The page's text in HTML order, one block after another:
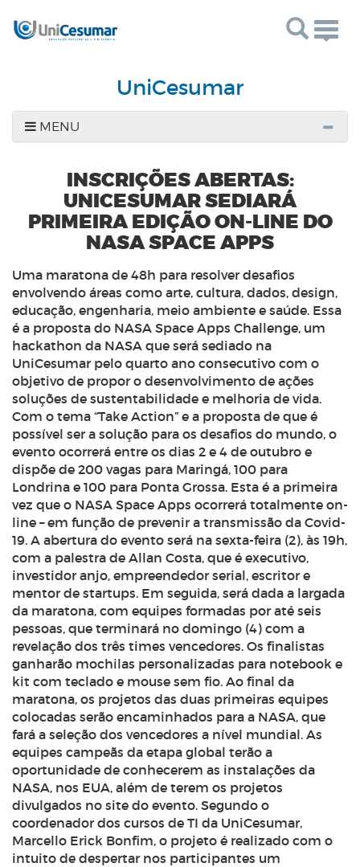
UniCesumar
MENU
INSCRIÇÕES ABERTAS:
UNICESUMAR SEDIARÁ
PRIMEIRA EDIÇÃO ON-LINE DO
NASA SPACE APPS
Uma maratona de 48h para resolver desafios
envolvendo áreas como arte, cultura, dados, design,
educação, engenharia, meio ambiente e saúde. Essa
é a proposta do NASA Space Apps Challenge, um
hackathon da NASA que será sediado na
UniCesumar pelo quarto ano consecutivo com o
objetivo de propor o desenvolvimento de ações
soluções de sustentabilidade e melhoria de vida.
Com o tema “Take Action” e a proposta de que é
possível ser a solução para os desafios do mundo, o
evento ocorrerá entre os dias 2 e 4 de outubro e
dispõe de 200 vagas para Maringá, 100 para
Londrina e 100 para Ponta Grossa. Esta é a primeira
vez que o NASA Space Apps ocorrerá totalmente on-
line – em função de prevenir a transmissão da Covid-
19. A abertura do evento será na sexta-feira (2), às 19h,
com a palestra de Allan Costa, que é executivo,
investidor anjo, empreendedor serial, escritor e
mentor de startups. Em seguida, será dada a largada
da maratona, com equipes formadas por até seis
pessoas, que terminará no domingo (4) com a
revelação dos três times vencedores. Os finalistas
ganharão mochilas personalizadas para notebook e
kit com teclado e mouse sem fio. Ao final da
maratona, os projetos das duas primeiras equipes
colocadas serão encaminhados para a NASA, que
fará a seleção dos vencedores a nível mundial. As
equipes campeãs da etapa global terão a
oportunidade de conhecerem as instalações da
NASA, nos EUA, além de terem os projetos
divulgados no site do evento. Segundo o
coordenador dos cursos de TI da UniCesumar,
Marcello Erick Bonfim, o projeto é realizado com o
intuito de despertar nos participantes um